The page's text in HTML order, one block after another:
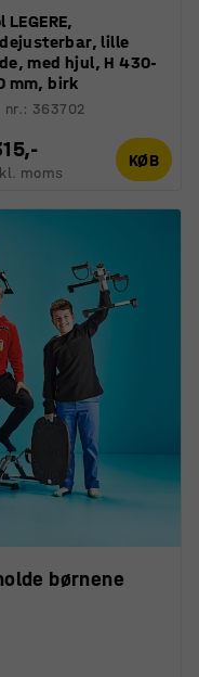
LEGERE,
lille
med hjul, H 430-
mm, birk
nr.: 363702
moms
KØB
børnene